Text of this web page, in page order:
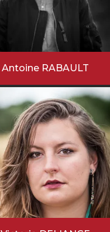
Antoine RABAULT